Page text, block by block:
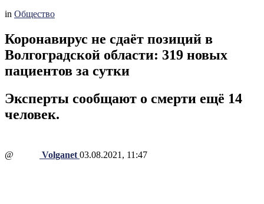
in Общество
Коронавирус не сдаёт позиций в
Волгоградской области: 319 новых
пациентов за сутки
Эксперты сообщают о смерти ещё 14
человек.
@ Volganet 03.08.2021, 11:47